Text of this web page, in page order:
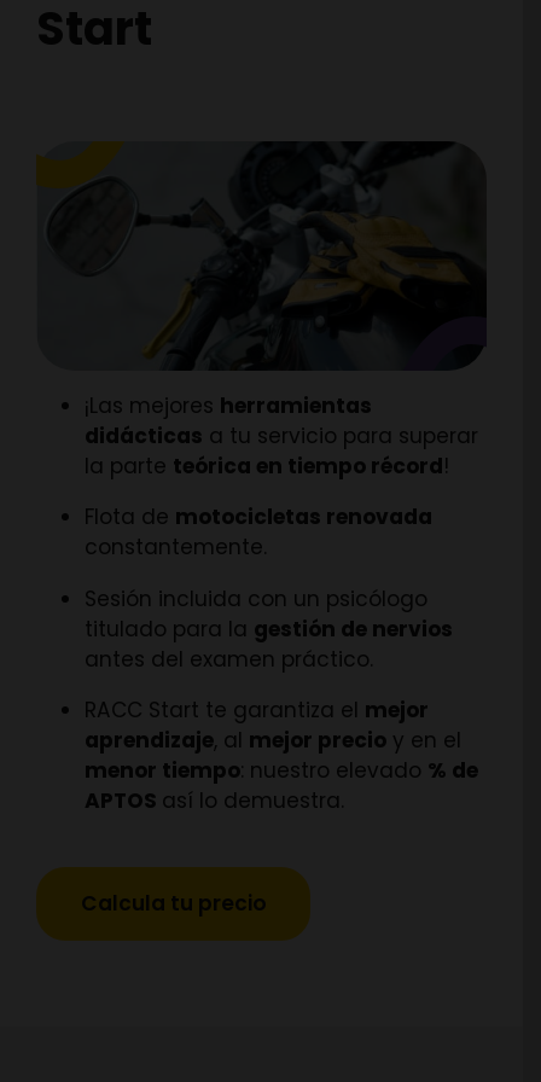
Start
¡Las mejores herramientas
didácticas a tu servicio para superar
la parte teórica en tiempo récord!
Flota de motocicletas renovada
constantemente.
Sesión incluida con un psicólogo
titulado para la gestión de nervios
antes del examen práctico.
RACC Start te garantiza el mejor
aprendizaje, al mejor precio y en el
menor tiempo: nuestro elevado % de
APTOS así lo demuestra.
Calcula tu precio